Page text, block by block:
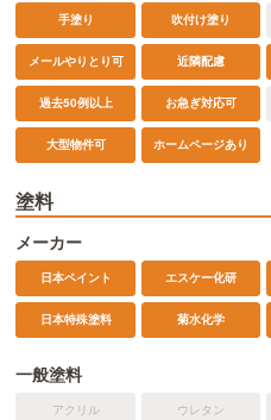
手塗り 吹付け塗り
メールやりとり可 近隣配慮
過去50例以上 お急ぎ対応可
大型物件可 ホームページあり
塗料
メーカー
日本ペイント エスケー化研
日本特殊塗料 菊水化学
一般塗料
アクリル ウレタン